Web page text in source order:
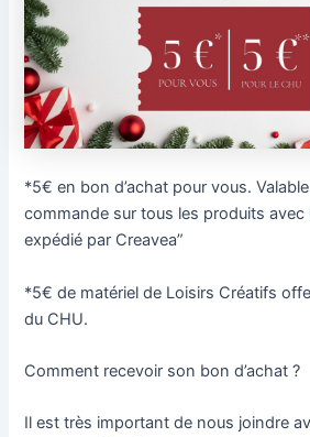
*5€ en bon d’achat pour vous.
commande sur tous les produits avec
expédié par Creavea”
*5€ de matériel de Loisirs Créatifs
du CHU.
Comment recevoir son bon d’achat ?
Il est très important de nous joindre